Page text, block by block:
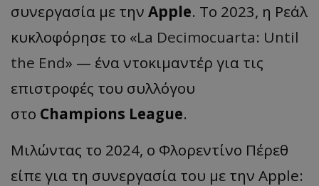
συνεργασία με την Apple. Το 2023, η Ρεάλ
κυκλοφόρησε το «La Decimocuarta: Until
the End» — ένα ντοκιμαντέρ για τις
επιστροφές του συλλόγου
στο Champions League.
Μιλώντας το 2024, ο Φλορεντίνο Πέρεθ
είπε για τη συνεργασία του με την Apple: